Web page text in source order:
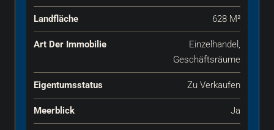
Landfläche 628 M²
Art Der Immobilie
Einzelhandel,
Geschäftsräume
Eigentumsstatus Zu Verkaufen
Meerblick Ja